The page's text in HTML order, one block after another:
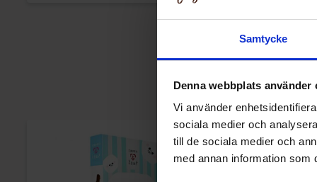
Samtycke
Denna webbplats använder
Vi använder
sociala medier och
till de sociala medier och
med annan information som